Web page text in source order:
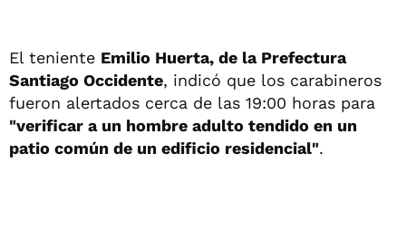
El teniente Emilio Huerta, de la Prefectura
Santiago Occidente, indicó que los carabineros
fueron alertados cerca de las 19:00 horas para
"verificar a un hombre adulto tendido en un
patio común de un edificio residencial".